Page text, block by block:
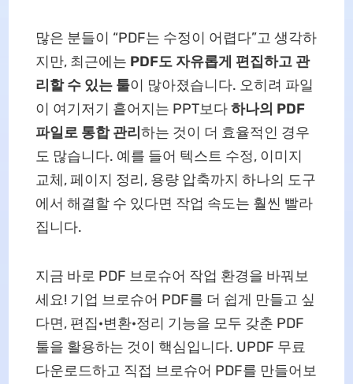
많은 분들이 “PDF는 수정이 어렵다”고 생각하
지만, 최근에는 PDF도 자유롭게 편집하고 관
리할 수 있는 툴이 많아졌습니다. 오히려 파일
이 여기저기 흩어지는 PPT보다하나의 PDF
파일로 통합 관리 하는 것이 더 효율적인 경우
도 많습니다. 예를 들어 텍스트 수정, 이미지
교체, 페이지 정리, 용량 압축까지 하나의 도구
에서 해결할 수 있다면 작업 속도는 훨씬 빨라
집니다.
지금 바로 PDF 브로슈어 작업 환경을 바꿔보
세요! 기업 브로슈어 PDF를 더 쉽게 만들고 싶
다면, 편집·변환·정리 기능을 모두 갖춘 PDF
툴을 활용하는 것이 핵심입니다. UPDF 무료
다운로드하고 직접 브로슈어 PDF를 만들어보